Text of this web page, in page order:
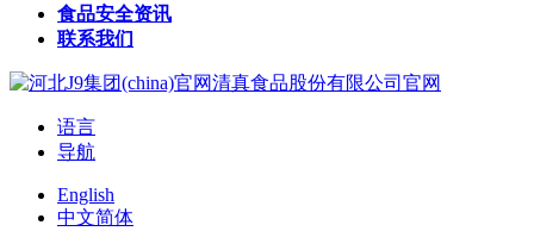
食品安全资讯
联系我们
语言
导航
English
中文简体